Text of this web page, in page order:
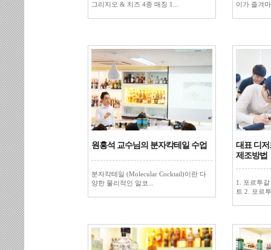
그리지오 & 치즈 4종 매칭 1...
이가 즐겨
원홍석 교수님의 분자칵테일 수업
분자칵테일 (Molecular Cocktail)이란 다
양한 물리적인 알코...
대표 디
제조방법
1. 포르투
트 2. 포르